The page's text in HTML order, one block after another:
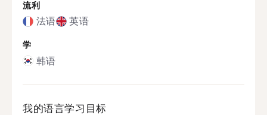
流利
法语 英语
学
韩语
我的语言学习目标